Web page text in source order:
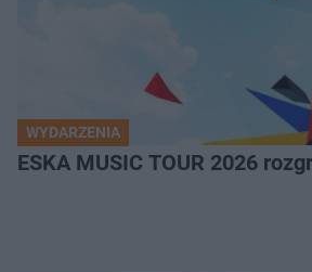
WYDARZENIA
ESKA MUSIC TOUR 2026